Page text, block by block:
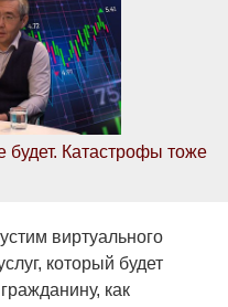
будет. Катастрофы тоже
виртуального
который будет
как